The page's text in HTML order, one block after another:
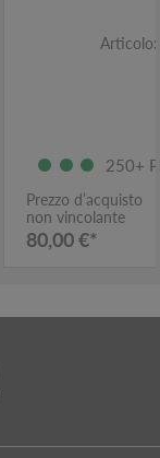
250+
Prezzo d’acquisto
non vincolante
80,00 €*